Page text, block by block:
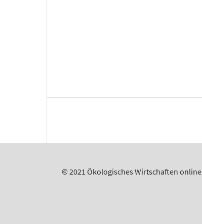
© 2021 Ökologisches Wirtschaften online